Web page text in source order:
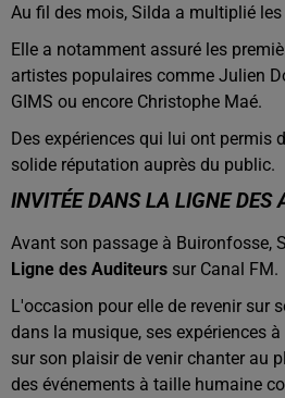
Au fil des mois, Silda a multiplié les
Elle a notamment assuré les
artistes populaires comme Julien
GIMS ou encore Christophe Maé.
Des expériences qui lui ont permis
solide réputation auprès du public.
INVITÉE DANS LA LIGNE DES
Avant son passage à Buironfosse,
Ligne des Auditeurs sur Canal FM.
L'occasion pour elle de revenir sur
dans la musique, ses expériences
sur son plaisir de venir chanter au
des événements à taille humaine